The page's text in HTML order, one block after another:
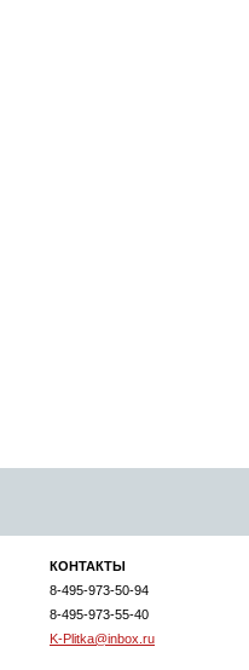
КОНТАКТЫ
8-495-973-50-94
8-495-973-55-40
K-Plitka@inbox.ru